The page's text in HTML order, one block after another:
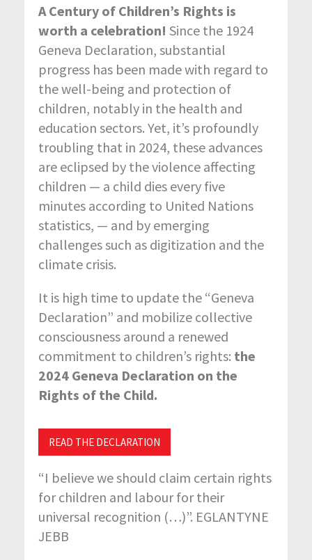
A Century of Children’s Rights is
worth a celebration! Since the 1924
Geneva Declaration, substantial
progress has been made with regard to
the well-being and protection of
children, notably in the health and
education sectors. Yet, it’s profoundly
troubling that in 2024, these advances
are eclipsed by the violence affecting
children — a child dies every five
minutes according to United Nations
statistics, — and by emerging
challenges such as digitization and the
climate crisis.
It is high time to update the “Geneva
Declaration” and mobilize collective
consciousness around a renewed
commitment to children’s rights: the
2024 Geneva Declaration on the
Rights of the Child.
READ THE DECLARATION
“I believe we should claim certain rights
for children and labour for their
universal recognition (…)”. EGLANTYNE
JEBB